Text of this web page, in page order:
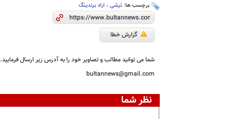
برچسب ها: ترشی، اراد برندینگ
گزارش خطا
شما می توانید مطالب و تصاویر خود را به آدرس زیر ارسال فرمایید.
bultannews@gmail.com
نظر شما